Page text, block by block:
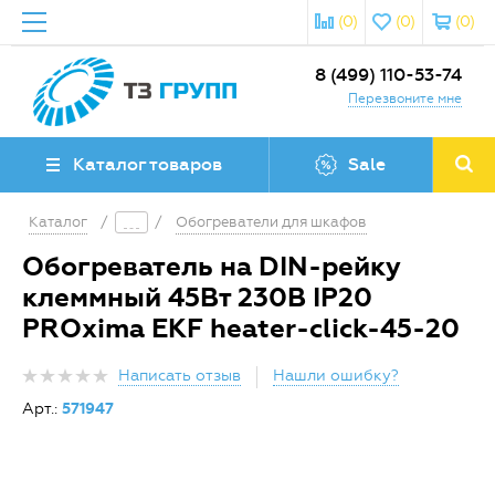
(0)
(0)
(0)
8 (499) 110-53-74
Перезвоните мне
Каталог товаров Sale
Каталог / / Обогреватели для шкафов
Обогреватель на DIN-рейку
клеммный 45Вт 230В IP20
PROxima EKF heater-click-45-20
Написать отзыв
Нашли ошибку?
Арт.: 571947